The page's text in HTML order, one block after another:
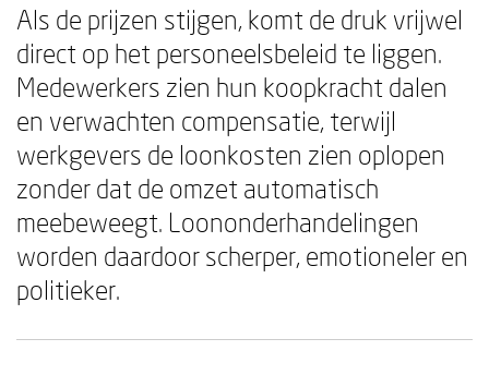
Als de prijzen stijgen, komt de druk vrijwel
direct op het personeelsbeleid te liggen.
Medewerkers zien hun koopkracht dalen
en verwachten compensatie, terwijl
werkgevers de loonkosten zien oplopen
zonder dat de omzet automatisch
meebeweegt. Loononderhandelingen
worden daardoor scherper, emotioneler en
politieker.